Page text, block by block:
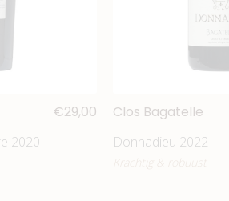
€29,00
2020
Clos Bagatelle
Donnadieu 2022